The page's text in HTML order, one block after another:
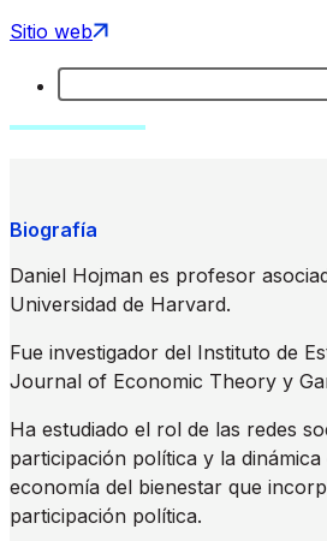
Sitio web
Biografía
Daniel Hojman es profesor
Universidad de Harvard.
Fue investigador del Instituto de
Journal of Economic Theory y
Ha estudiado el rol de las redes
participación política y la
economía del bienestar que
participación política.